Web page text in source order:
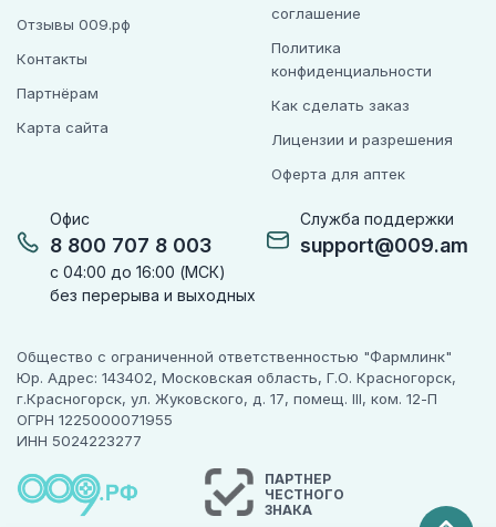
Офис
8 800 707 8 003
с 04:00 до 16:00 (МСК)
без перерыва и выходных
Служба поддержки
support@009.am
Отзывы 009.рф
Контакты
Партнёрам
Карта сайта
соглашение
Политика
конфиденциальности
Как сделать заказ
Лицензии и разрешения
Оферта для аптек
Общество с ограниченной ответственностью "Фармлинк"
Юр. Адрес: 143402, Московская область, Г.О. Красногорск,
г.Красногорск, ул. Жуковского, д. 17, помещ. III, ком. 12-П
ОГРН 1225000071955
ИНН 5024223277
ПАРТНЕР
ЧЕСТНОГО
ЗНАКА